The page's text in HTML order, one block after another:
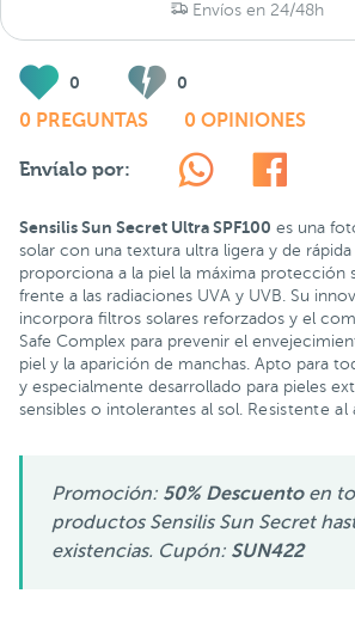
Envíos en 24/48h
0 0
0 PREGUNTAS 0 OPINIONES
Envíalo por:
Sensilis Sun Secret Ultra SPF100 es una
solar con una textura ultra ligera y de
proporciona a la piel la máxima protección
frente a las radiaciones UVA y UVB. Su
incorpora filtros solares reforzados y el
Safe Complex para prevenir el
piel y la aparición de manchas. Apto para
y especialmente desarrollado para pieles
sensibles o intolerantes al sol. Resistente al
Promoción: 50% Descuentoen
productos Sensilis Sun Secret
existencias. Cupón: SUN422